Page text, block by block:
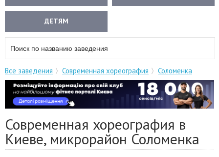
ДЕТЯМ
Все заведения Современная хореография Соломенка
Современная хореография в
Киеве, микрорайон Соломенка